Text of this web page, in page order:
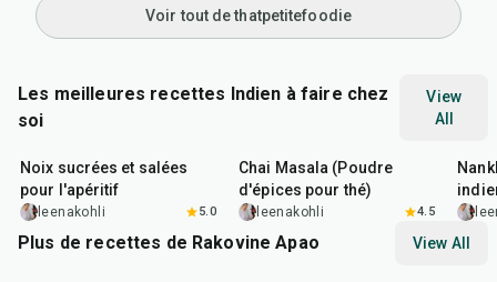
Voir tout de thatpetitefoodie
Les meilleures recettes Indien à faire chez
soi
View
All
15
Noix sucrées et salées
pour l'apéritif
leenakohli 5.0
Chai Masala (Poudre
d'épices pour thé)
leenakohli 4.5
Plus de recettes de Rakovine Apao View All